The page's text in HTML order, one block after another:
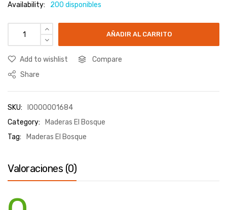
Availability: 200 disponibles
AÑADIR AL CARRITO
Add to wishlist
Compare
Share
SKU:
I0000001684
Category:
Maderas El Bosque
Tag:
Maderas El Bosque
Valoraciones (0)